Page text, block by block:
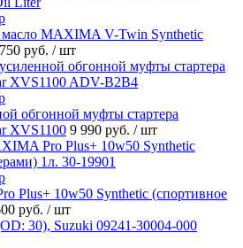
масло MAXIMA V-Twin Synthetic
руб. / шт
обгонной муфты стартера
XVS1100 9 990 руб. / шт
Plus+ 10w50 Synthetic (спортивное
руб. / шт